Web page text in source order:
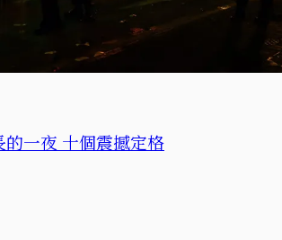
一夜 十個震撼定格